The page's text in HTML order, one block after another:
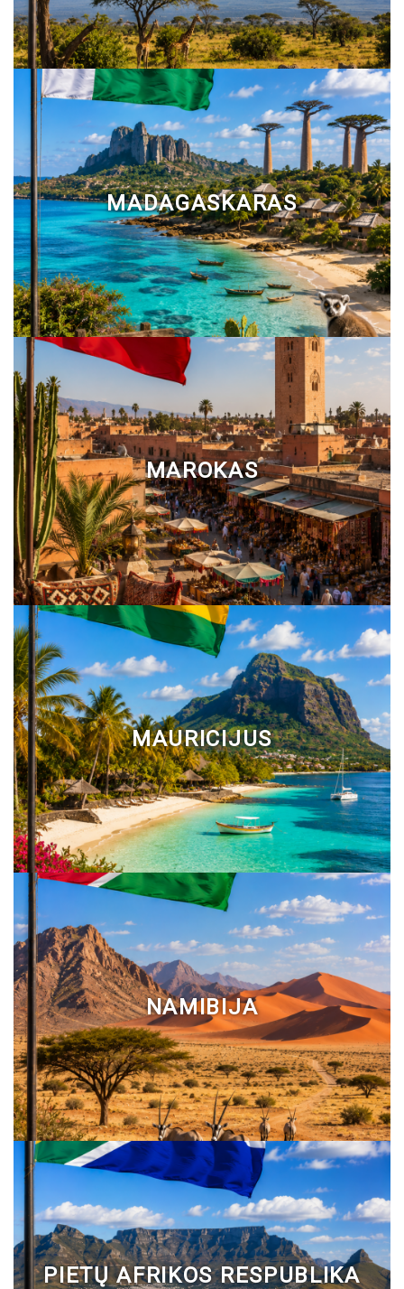
MADAGASKARAS
MAROKAS
MAURICIJUS
NAMIBIJA
PIETŲ AFRIKOS RESPUBLIKA